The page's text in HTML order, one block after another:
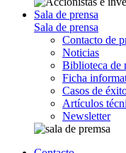
Sala de prensa
Sala de prensa
Contacto de
Noticias
Biblioteca de
Ficha
Casos de
Artículos
Newsletter